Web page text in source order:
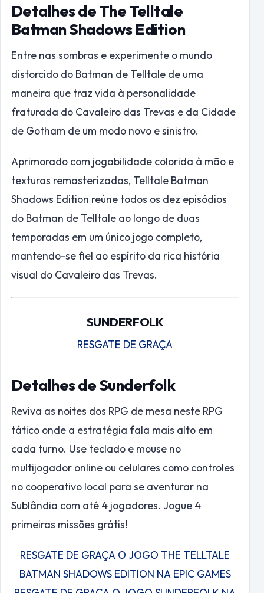
Detalhes de The Telltale
Batman Shadows Edition
Entre nas sombras e experimente o mundo
distorcido do Batman de Telltale de uma
maneira que traz vida à personalidade
fraturada do Cavaleiro das Trevas e da Cidade
de Gotham de um modo novo e sinistro.
Aprimorado com jogabilidade colorida à mão e
texturas remasterizadas, Telltale Batman
Shadows Edition reúne todos os dez episódios
do Batman de Telltale ao longo de duas
temporadas em um único jogo completo,
mantendo-se fiel ao espírito da rica história
visual do Cavaleiro das Trevas.
SUNDERFOLK
RESGATE DE GRAÇA
Detalhes de Sunderfolk
Reviva as noites dos RPG de mesa neste RPG
tático onde a estratégia fala mais alto em
cada turno. Use teclado e mouse no
multijogador online ou celulares como controles
no cooperativo local para se aventurar na
Sublândia com até 4 jogadores. Jogue 4
primeiras missões grátis!
RESGATE DE GRAÇA O JOGO THE TELLTALE
BATMAN SHADOWS EDITION NA EPIC GAMES